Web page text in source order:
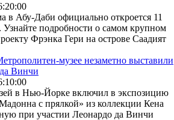
в Абу-Даби официально откроется 11
Узнайте подробности о самом крупном
Фрэнка Гери на острове Саадият
музее незаметно выставили
Винчи
в Нью-Йорке включил в экспозицию
с прялкой» из коллекции Кена
при участии Леонардо да Винчи